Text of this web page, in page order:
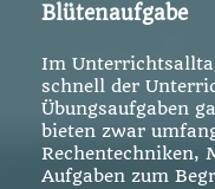
Blütenaufgabe
Im
schnell der
Übungsaufgaben
bieten zwar
Rechentechniken,
Aufgaben zum